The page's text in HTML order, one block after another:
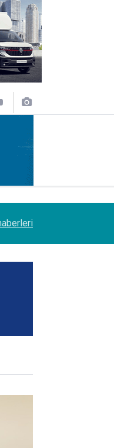
Boeing 777, kamyonlarla